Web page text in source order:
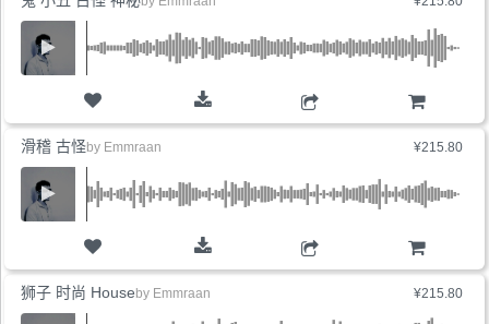
购物车
¥215.80
购物车
滑稽 古怪by Emmraan
¥215.80
狮子 时尚 House by Emmraan